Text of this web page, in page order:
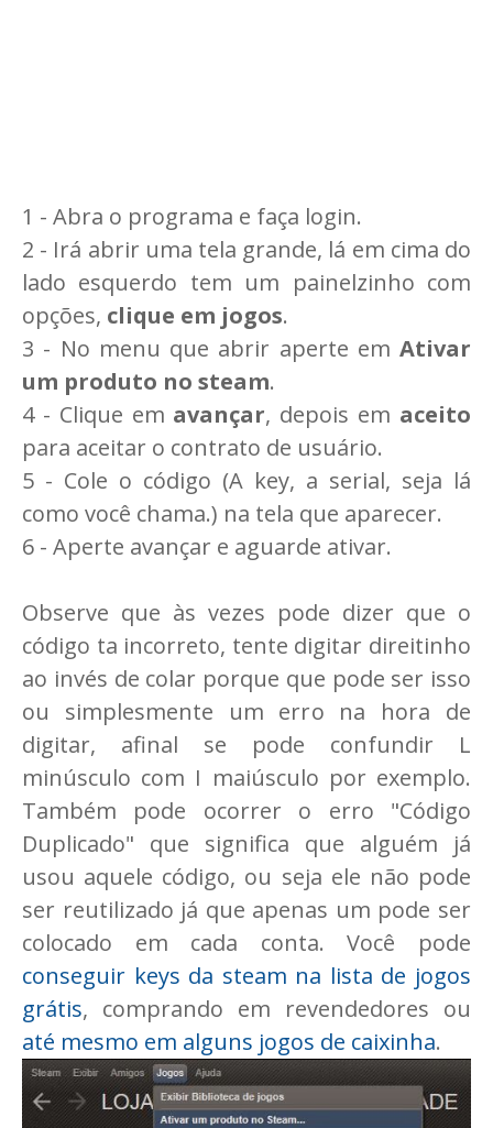
1 - Abra o programa e faça login.
2 - Irá abrir uma tela grande, lá em cima do
lado esquerdo tem um painelzinho com
opções, clique em jogos.
3 - No menu que abrir aperte em Ativar
um produto no steam.
4 - Clique em avançar, depois em aceito
para aceitar o contrato de usuário.
5 - Cole o código (A key, a serial, seja lá
como você chama.) na tela que aparecer.
6 - Aperte avançar e aguarde ativar.
Observe que às vezes pode dizer que o
código ta incorreto, tente digitar direitinho
ao invés de colar porque que pode ser isso
ou simplesmente um erro na hora de
digitar, afinal se pode confundir L
minúsculo com I maiúsculo por exemplo.
Também pode ocorrer o erro "Código
Duplicado" que significa que alguém já
usou aquele código, ou seja ele não pode
ser reutilizado já que apenas um pode ser
colocado em cada conta. Você pode
conseguir keys da steam na lista de jogos
grátis, comprando em revendedores ou
até mesmo em alguns jogos de caixinha.